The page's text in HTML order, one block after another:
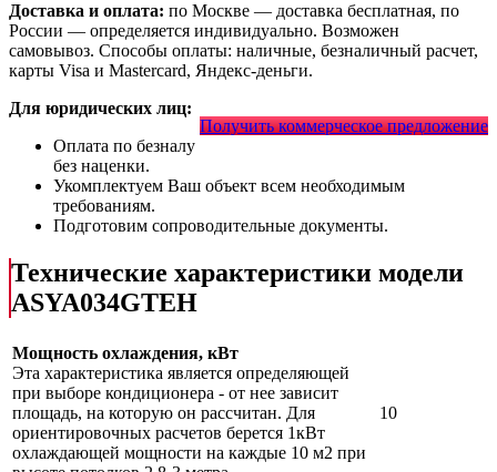
Доставка и оплата: по Москве — доставка бесплатная, по
России — определяется индивидуально. Возможен
самовывоз. Способы оплаты: наличные, безналичный расчет,
карты Visa и Mastercard, Яндекс-деньги.
Получить коммерческое предложение
Для юридических лиц:
Оплата по безналу
без наценки.
Укомплектуем Ваш объект всем необходимым
требованиям.
Подготовим сопроводительные документы.
Технические характеристики модели
ASYA034GТЕH
Мощность охлаждения, кВт
Эта характеристика является определяющей
при выборе кондиционера - от нее зависит
площадь, на которую он рассчитан. Для
ориентировочных расчетов берется 1кВт
охлаждающей мощности на каждые 10 м2 при
10